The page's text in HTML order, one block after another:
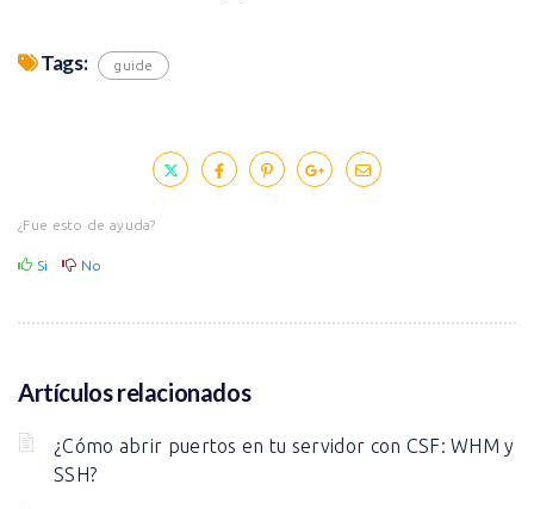
Tags: guide
¿Fue esto de ayuda?
Si No
Artículos relacionados
¿Cómo abrir puertos en tu servidor con CSF: WHM y
SSH?